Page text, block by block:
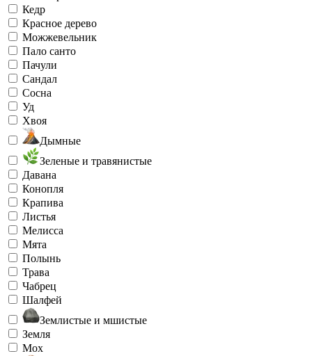
Кедр
Красное дерево
Можжевельник
Пало санто
Пачули
Сандал
Сосна
Уд
Хвоя
Дымные
Зеленые и травянистые
Давана
Конопля
Крапива
Листья
Мелисса
Мята
Полынь
Трава
Чабрец
Шалфей
Землистые и мшистые
Земля
Мох